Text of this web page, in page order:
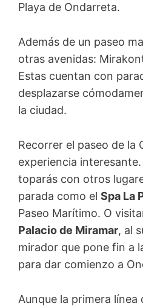
Playa de Ondarreta.
Además de un paseo
otras avenidas:
Estas cuentan con
desplazarse
la ciudad.
Recorrer el paseo de la
experiencia
toparás con otros
parada como el Spa La
Paseo Marítimo. O
Palacio de Miramar, al
mirador que pone fin a
para dar comienzo a
Aunque la primera línea